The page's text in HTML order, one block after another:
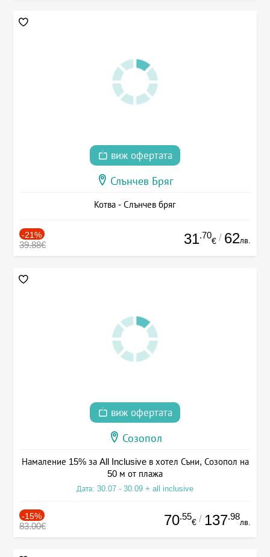
виж офертата
Слънчев Бряг
Котва - Слънчев бряг
-21%
39.88€ 31.70
€ / 62лв.
виж офертата
Созопол
Намаление 15% за All Inclusive в хотел Съни, Созопол на
50 м от плажа
Дата: 30.07 - 30.09 + all inclusive
-15%
83.00€ 70.55
€ / 137.98
лв.